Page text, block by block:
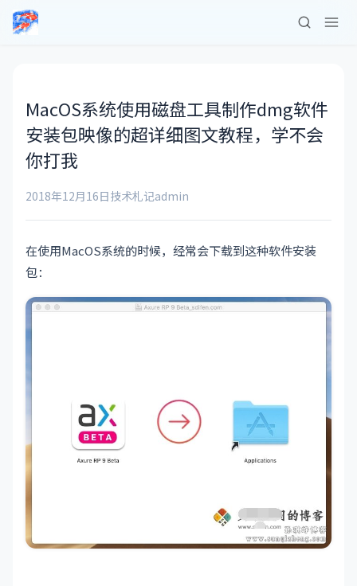
MacOS系统使用磁盘工具制作dmg软件
安装包映像的超详细图文教程，学不会
你打我
2018年12月16日技术札记admin
在使用MacOS系统的时候，经常会下载到这种软件安装
包：